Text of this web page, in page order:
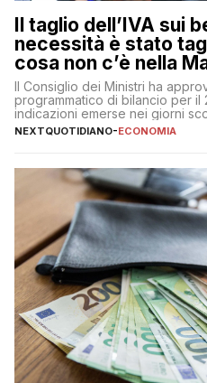
Il taglio dell’IVA sui
necessità è stato
cosa non c’è nella
Meloni
Il Consiglio dei Ministri ha
programmatico di bilancio per il
indicazioni emerse nei giorni
NEXTQUOTIDIANO-ECONOMIA